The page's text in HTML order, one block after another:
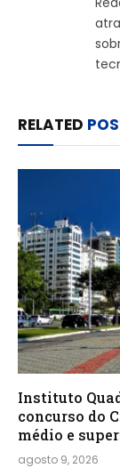
RELATED
Instituto
concurso do
médio e
agosto 9, 2026